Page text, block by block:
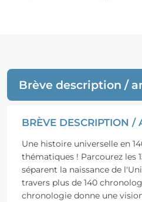
Brève description /
BRÈVE DESCRIPTION /
Une histoire universelle en
thématiques ! Parcourez les
séparent la naissance de
travers plus de 140
chronologie donne une